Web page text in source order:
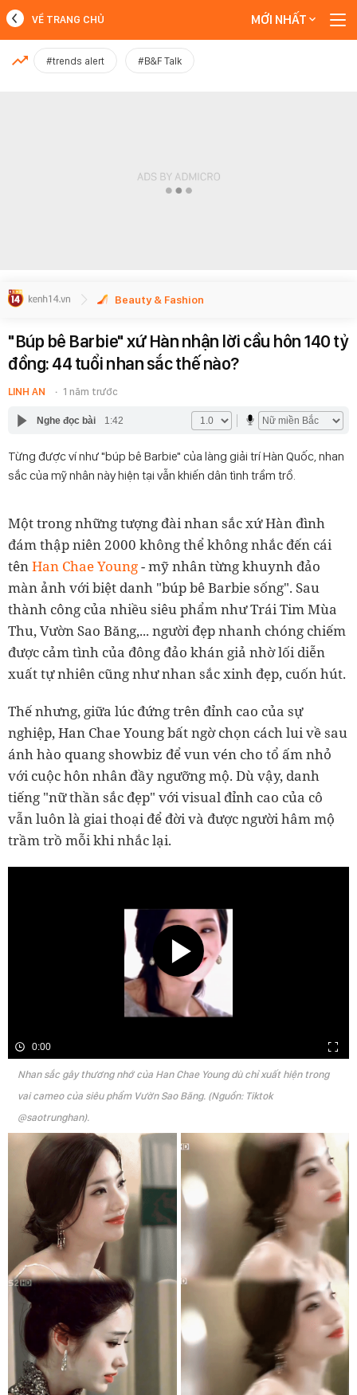
MỚI NHẤT
VỀ TRANG CHỦ MỚI NHẤT
#trends alert #B&F Talk
Beauty & Fashion
"Búp bê Barbie" xứ Hàn nhận lời cầu hôn 140 tỷ
đồng: 44 tuổi nhan sắc thế nào?
LINH AN 1 năm trước
Nghe đọc bài 1:42
Từng được ví như "búp bê Barbie" của làng giải trí Hàn Quốc, nhan
sắc của mỹ nhân này hiện tại vẫn khiến dân tình trầm trồ.
Một trong những tượng đài nhan sắc xứ Hàn đình
đám thập niên 2000 không thể không nhắc đến cái
tênHan Chae Young- mỹ nhân từng khuynh đảo
màn ảnh với biệt danh "búp bê Barbie sống". Sau
thành công của nhiều siêu phẩm như Trái Tim Mùa
Thu, Vườn Sao Băng,... người đẹp nhanh chóng chiếm
được cảm tình của đông đảo khán giả nhờ lối diễn
xuất tự nhiên cũng như nhan sắc xinh đẹp, cuốn hút.
Thế nhưng, giữa lúc đứng trên đỉnh cao của sự
nghiệp, Han Chae Young bất ngờ chọn cách lui về sau
ánh hào quang showbiz để vun vén cho tổ ấm nhỏ
với cuộc hôn nhân đầy ngưỡng mộ. Dù vậy, danh
tiếng "nữ thần sắc đẹp" với visual đỉnh cao của cô
vẫn luôn là giai thoại để đời và được người hâm mộ
trầm trồ mỗi khi nhắc lại.
0:00
Nhan sắc gây thương nhớ của Han Chae Young dù chỉ xuất hiện trong
vai cameo của siêu phẩm Vườn Sao Băng. (Nguồn: Tiktok
@saotrunghan).